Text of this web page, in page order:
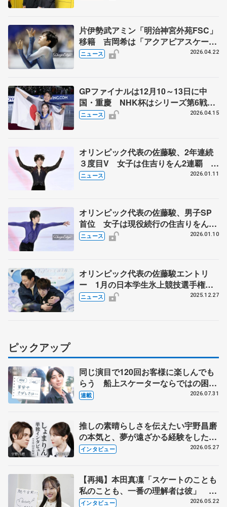
片伊勢武アミン「明治神宮外苑FSC」
移籍 吉岡希は「アクアピアスケーテ
ィングC」所属に
ニュース 2026.04.22
GPファイナルは12月10～13日に中
国・重慶 NHK杯はシリーズ第6戦、
11月27～29日に東京 2026～27年シ
ニュース 2026.04.15
オリンピック代表の佐藤駿、2年連続
３度目V 女子は住吉りをん2連覇 日
本学生フィギュア最終日
ニュース 2026.01.11
オリンピック代表の佐藤駿、男子SP
首位 女子は現役続行の住吉りをんが
トップ 日本学生フィギュア第1日
ニュース 2026.01.10
オリンピック代表の佐藤駿エントリ
ー 1月の日本学生氷上競技選手権
女子は住吉りをん、今季限りで引退の
ニュース 2025.12.27
ピックアップ
同じ演目で120回お客様に楽しんでも
らう 船上スケーターならではの困難
とは 影響あったPIW前キャプテン松
連載 2026.07.31
推しの素晴らしさを伝えたい宇野昌磨
の本気と、夢が遠ざかる経験をした本
田真凜の覚悟
インタビュー 2026.05.27
【再掲】本田真凜「スケートのことも
私のことも、一番の理解者は彼」 引
退時の単独インタビューで語った競技
インタビュー 2026.05.22